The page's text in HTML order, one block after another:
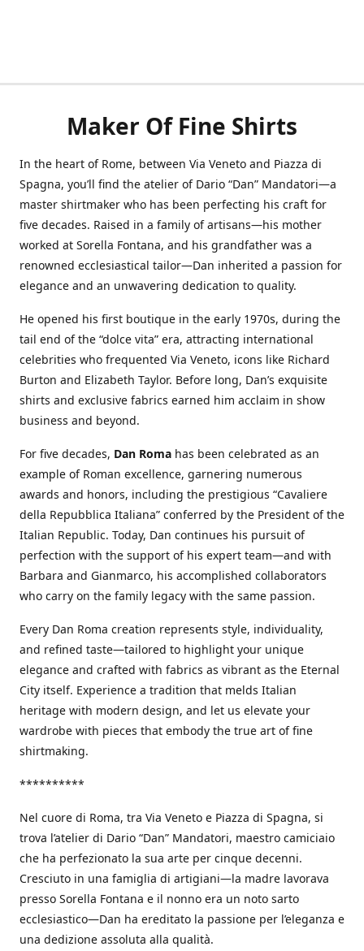
Maker Of Fine Shirts
In the heart of Rome, between Via Veneto and Piazza di
Spagna, you’ll find the atelier of Dario “Dan” Mandatori—a
master shirtmaker who has been perfecting his craft for
five decades. Raised in a family of artisans—his mother
worked at Sorella Fontana, and his grandfather was a
renowned ecclesiastical tailor—Dan inherited a passion for
elegance and an unwavering dedication to quality.
He opened his first boutique in the early 1970s, during the
tail end of the “dolce vita” era, attracting international
celebrities who frequented Via Veneto, icons like Richard
Burton and Elizabeth Taylor. Before long, Dan’s exquisite
shirts and exclusive fabrics earned him acclaim in show
business and beyond.
For five decades, Dan Roma has been celebrated as an
example of Roman excellence, garnering numerous
awards and honors, including the prestigious “Cavaliere
della Repubblica Italiana” conferred by the President of the
Italian Republic. Today, Dan continues his pursuit of
perfection with the support of his expert team—and with
Barbara and Gianmarco, his accomplished collaborators
who carry on the family legacy with the same passion.
Every Dan Roma creation represents style, individuality,
and refined taste—tailored to highlight your unique
elegance and crafted with fabrics as vibrant as the Eternal
City itself. Experience a tradition that melds Italian
heritage with modern design, and let us elevate your
wardrobe with pieces that embody the true art of fine
shirtmaking.
**********
Nel cuore di Roma, tra Via Veneto e Piazza di Spagna, si
trova l’atelier di Dario “Dan” Mandatori, maestro camiciaio
che ha perfezionato la sua arte per cinque decenni.
Cresciuto in una famiglia di artigiani—la madre lavorava
presso Sorella Fontana e il nonno era un noto sarto
ecclesiastico—Dan ha ereditato la passione per l’eleganza e
una dedizione assoluta alla qualità.